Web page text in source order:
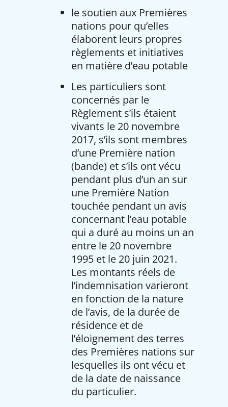
le soutien aux Premières
nations pour qu’elles
élaborent leurs propres
règlements et initiatives
en matière d’eau potable
Les particuliers sont
concernés par le
Règlement s’ils étaient
vivants le 20 novembre
2017, s’ils sont membres
d’une Première nation
(bande) et s’ils ont vécu
pendant plus d’un an sur
une Première Nation
touchée pendant un avis
concernant l’eau potable
qui a duré au moins un an
entre le 20 novembre
1995 et le 20 juin 2021.
Les montants réels de
l’indemnisation varieront
en fonction de la nature
de l’avis, de la durée de
résidence et de
l’éloignement des terres
des Premières nations sur
lesquelles ils ont vécu et
de la date de naissance
du particulier.